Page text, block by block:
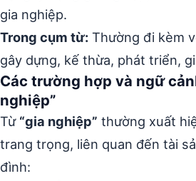
gia nghiệp.
Trong cụm từ: Thường đi kèm
gây dựng, kế thừa, phát triển,
Các trường hợp và ngữ
nghiệp”
Từ “gia nghiệp” thường xuất
trang trọng, liên quan đến tài
đình: